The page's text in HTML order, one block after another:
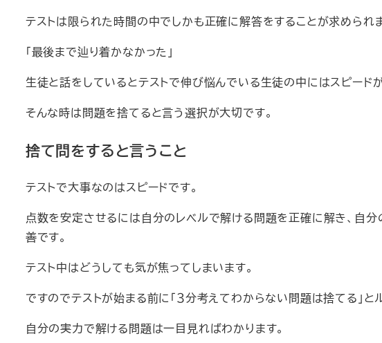
テストは限られた時間の中でしかも正確に解答をすることが求められま
「最後まで辿り着かなかった」
生徒と話をしているとテストで伸び悩んでいる生徒の中にはスピード
そんな時は問題を捨てると言う選択が大切です。
捨て問をすると言うこと
テストで大事なのはスピードです。
点数を安定させるには自分のレベルで解ける問題を正確に解き、自
善です。
テスト中はどうしても気が焦ってしまいます。
ですのでテストが始まる前に「３分考えてわからない問題は捨てる」と
自分の実力で解ける問題は一目見ればわかります。